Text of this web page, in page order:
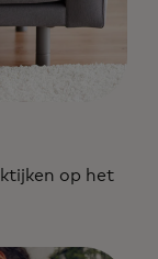
op het